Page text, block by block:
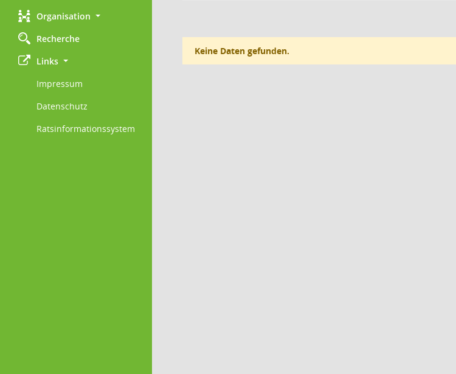
Organisation
Recherche
Links
Impressum
Datenschutz
Ratsinformationssystem
Keine Daten gefunden.